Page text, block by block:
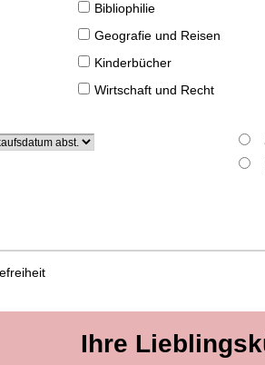
Bibliophilie
Geografie und Reisen
Kinderbücher
Wirtschaft und Recht
Ihre